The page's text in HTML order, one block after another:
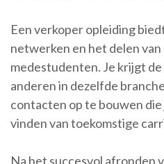
Een verkoper opleiding
netwerken en het delen
medestudenten. Je krijgt de
anderen in dezelfde
contacten op te bouwen
vinden van toekomstige
Na het succesvol afronden